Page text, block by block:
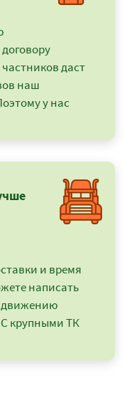
даст
наш
у нас
и время
написать
движению
крупными ТК